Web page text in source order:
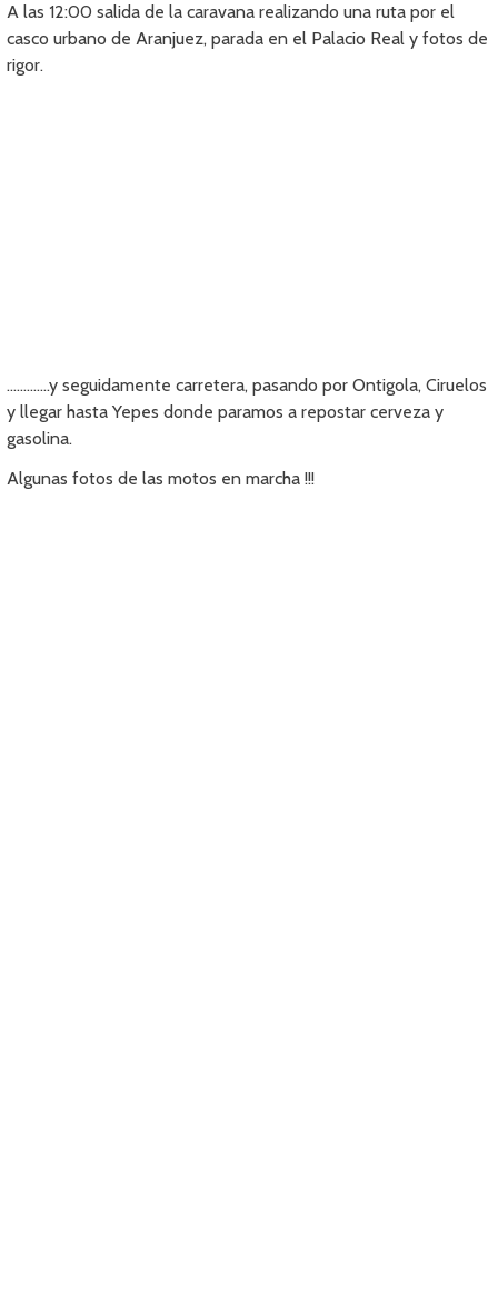
A las 12:00 salida de la caravana realizando una ruta por el
casco urbano de Aranjuez, parada en el Palacio Real y fotos de
rigor.
………….y seguidamente carretera, pasando por Ontigola, Ciruelos
y llegar hasta Yepes donde paramos a repostar cerveza y
gasolina.
Algunas fotos de las motos en marcha !!!